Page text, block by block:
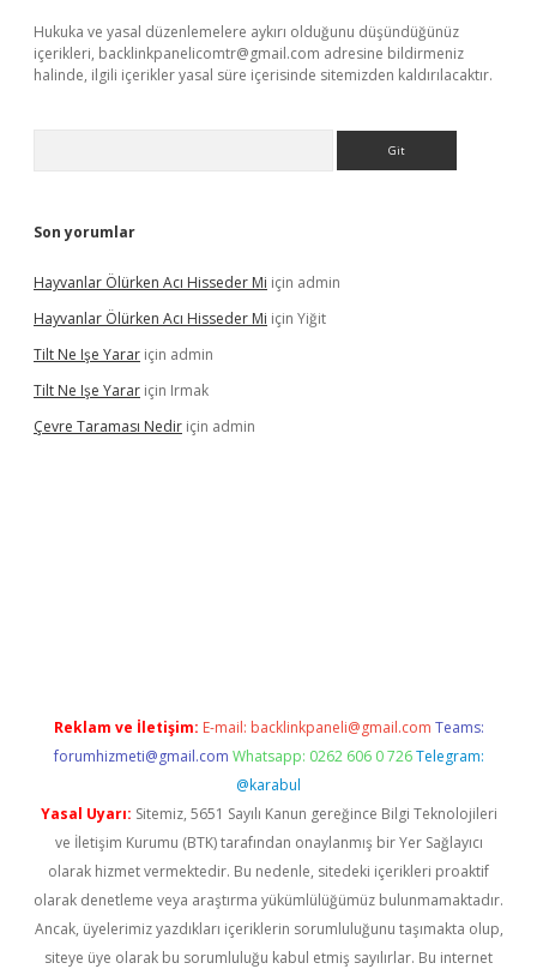
Hukuka ve yasal düzenlemelere aykırı olduğunu düşündüğünüz
içerikleri, backlinkpanelicomtr@gmail.com adresine bildirmeniz
halinde, ilgili içerikler yasal süre içerisinde sitemizden kaldırılacaktır.
Son yorumlar
Hayvanlar Ölürken Acı Hisseder Mi için admin
Hayvanlar Ölürken Acı Hisseder Mi için Yiğit
Tilt Ne Işe Yarar için admin
Tilt Ne Işe Yarar için Irmak
Çevre Taraması Nedir için admin
Reklam ve İletişim: E-mail: backlinkpaneli@gmail.com Teams:
forumhizmeti@gmail.com Whatsapp: 0262 606 0 726 Telegram:
@karabul
Yasal Uyarı: Sitemiz, 5651 Sayılı Kanun gereğince Bilgi Teknolojileri
ve İletişim Kurumu (BTK) tarafından onaylanmış bir Yer Sağlayıcı
olarak hizmet vermektedir. Bu nedenle, sitedeki içerikleri proaktif
olarak denetleme veya araştırma yükümlülüğümüz bulunmamaktadır.
Ancak, üyelerimiz yazdıkları içeriklerin sorumluluğunu taşımakta olup,
siteye üye olarak bu sorumluluğu kabul etmiş sayılırlar. Bu internet